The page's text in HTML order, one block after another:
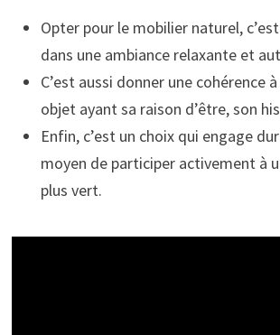
Opter pour le mobilier naturel,
dans une ambiance relaxante et
C’est aussi donner une cohérence
objet ayant sa raison d’être, son
Enfin, c’est un choix qui engage
moyen de participer activement à
plus vert.